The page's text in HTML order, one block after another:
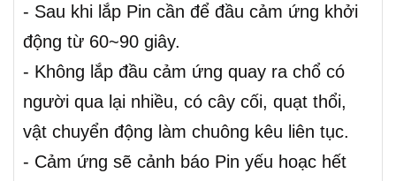
- Sau khi lắp Pin cần để đầu cảm ứng khởi
động từ 60~90 giây.
- Không lắp đầu cảm ứng quay ra chổ có
người qua lại nhiều, có cây cối, quạt thổi,
vật chuyển động làm chuông kêu liên tục.
- Cảm ứng sẽ cảnh báo Pin yếu hoạc hết